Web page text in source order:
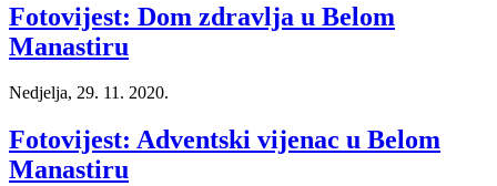
Fotovijest: Dom zdravlja u Belom
Manastiru
Nedjelja, 29. 11. 2020.
Fotovijest: Adventski vijenac u Belom
Manastiru